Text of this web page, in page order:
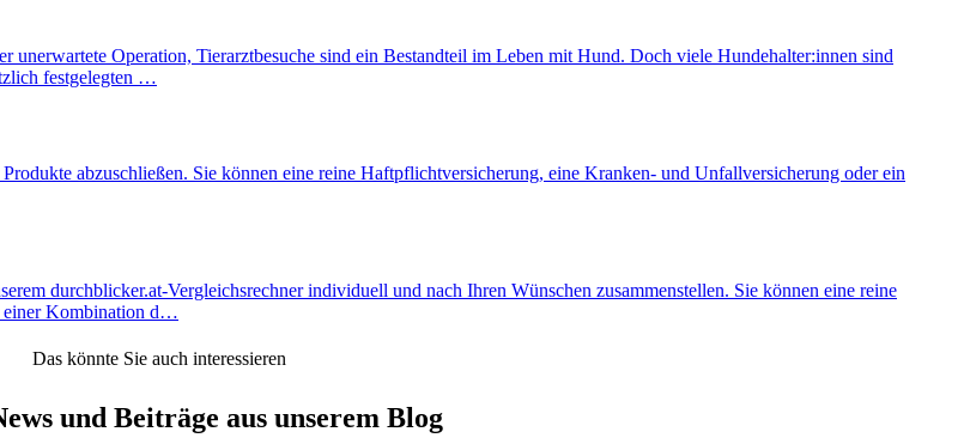
unerwartete Operation, Tierarztbesuche sind ein Bestandteil im Leben mit Hund. Doch viele Hundehalter:innen sind
festgelegten …
abzuschließen. Sie können eine reine Haftpflichtversicherung, eine Kranken- und Unfallversicherung oder ein
durchblicker.at-Vergleichsrechner individuell und nach Ihren Wünschen zusammenstellen. Sie können eine reine
einer Kombination d…
Das könnte Sie auch interessieren
und Beiträge aus unserem Blog